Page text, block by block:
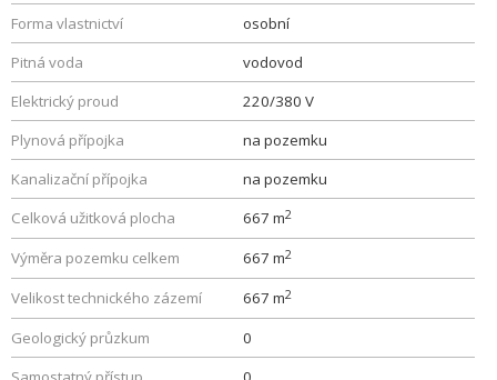
Forma vlastnictví
osobní
Pitná voda
vodovod
Elektrický proud
220/380 V
Plynová přípojka
na pozemku
Kanalizační přípojka
na pozemku
Celková užitková plocha
667 m2
Výměra pozemku celkem 667 m2
Velikost technického zázemí 667 m2
Geologický průzkum
0